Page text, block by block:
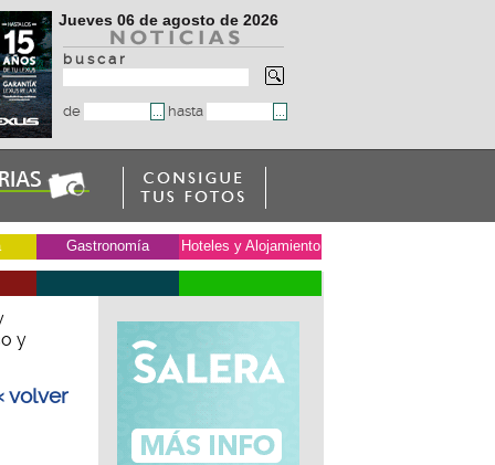
Jueves 06 de agosto de 2026
b u s c a r
de hasta
Gastronomía Hoteles y Alojamiento
y
volver